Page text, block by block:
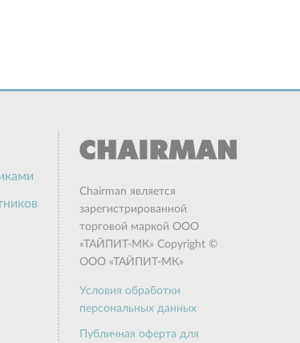
Chairman является
зарегистрированной
торговой маркой ООО
«ТАЙПИТ-МК» Copyright ©
ООО «ТАЙПИТ-МК»
Условия обработки
персональных данных
Публичная оферта для